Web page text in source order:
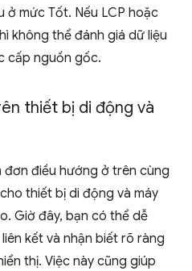
ở mức Tốt. Nếu LCP hoặc
không thể đánh giá dữ liệu
cấp nguồn gốc.
thiết bị di động và
điều hướng ở trên cùng
thiết bị di động và máy
Giờ đây, bạn có thể dễ
kết và nhận biết rõ ràng
thị. Việc này cũng giúp